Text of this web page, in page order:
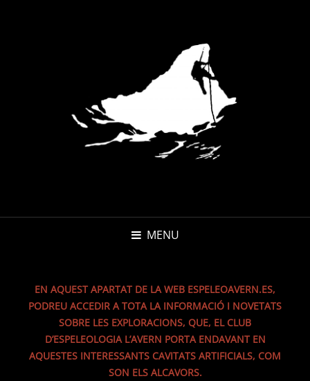
MENU
EN AQUEST APARTAT DE LA WEB ESPELEOAVERN.ES,
PODREU ACCEDIR A TOTA LA INFORMACIÓ I NOVETATS
SOBRE LES EXPLORACIONS, QUE, EL CLUB
D’ESPELEOLOGIA L’AVERN PORTA ENDAVANT EN
AQUESTES INTERESSANTS CAVITATS ARTIFICIALS, COM
SON ELS ALCAVORS.